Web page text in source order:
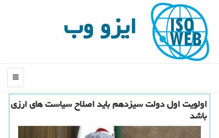
ایزو وب
منو
اولویت اول دولت سیزدهم باید اصلاح سیاست های ارزی
باشد